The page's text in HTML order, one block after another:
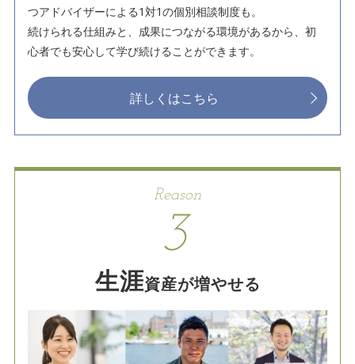
つアドバイザーによる1対1の個別相談制度も。
続けられる仕組みと、成果につながる環境があるから、初
心者でも安心して学び続けることができます。
詳しくはこちら
Reason
3
生涯資産が増やせる